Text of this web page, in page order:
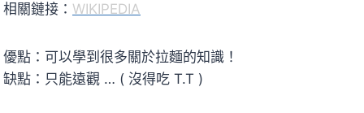
相關鏈接： WIKIPEDIA
優點：可以學到很多關於拉麵的知識！
缺點：只能遠觀 … ( 沒得吃 T.T )